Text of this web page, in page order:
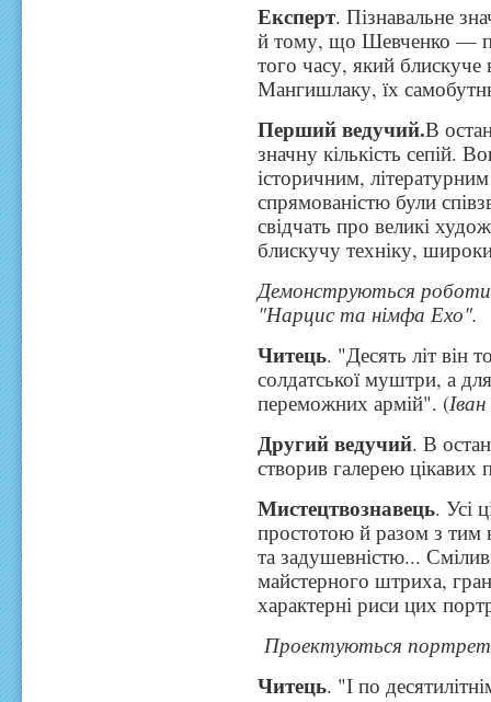
Експерт. Пізнавальне
й тому, що Шевченко —
того часу, який блискуче
Мангишлаку, їх
Перший ведучий.В
значну кількість сепій.
історичним,
спрямованістю були
свідчать про великі
блискучу техніку,
Демонструються
"Нарцис та німфа Ехо".
Читець. "Десять літ він
солдатської муштри, а
переможних армій". (
Другий ведучий. В
створив галерею цікавих
Мистецтвознавець. Усі
простотою й разом з тим
та задушевністю...
майстерного штриха,
характерні риси цих
Проектуються
Читець. "І по